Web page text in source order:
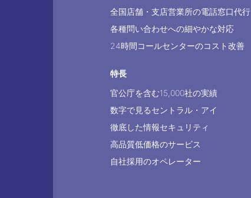
全国店舗・支店営業所の電話窓口代行
各種問い合わせへの細やかな対応
24時間コールセンターのコスト改善
特長
官公庁を含む15,000社の実績
数字で見るセントラル・アイ
徹底した情報セキュリティ
高品質低価格のサービス
自社採用のオペレーター